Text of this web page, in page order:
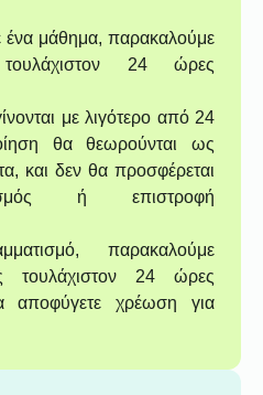
ένα μάθημα, παρακαλούμε
24 ώρες
με λιγότερο από 24
θα θεωρούνται ως
και δεν θα προσφέρεται
ή επιστροφή
παρακαλούμε
τουλάχιστον 24 ώρες
αποφύγετε χρέωση για